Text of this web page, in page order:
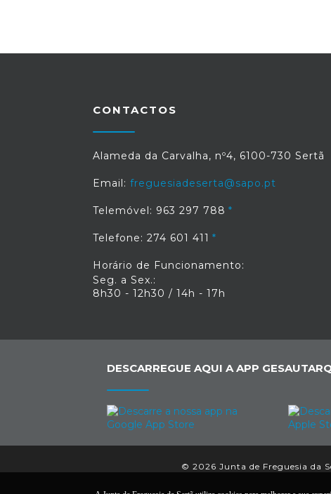
CONTACTOS
Alameda da Carvalha, nº4, 6100-730 Sertã
Email: freguesiadeserta@sapo.pt
Telemóvel: 963 297 788
Telefone: 274 601 411
Horário de Funcionamento:
Seg. a Sex.:
8h30 - 12h30 / 14h - 17h
DESCARREGUE AQUI A APP
© 2026 Junta de Freguesia da